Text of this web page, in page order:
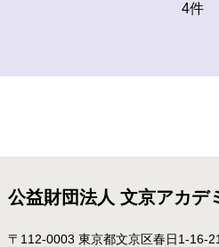
4件
公益財団法人 文京アカデ
〒112-0003 東京都文京区春日1-16-